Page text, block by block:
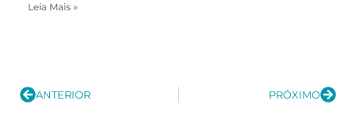
Leia Mais »
ANTERIOR PRÓXIMO